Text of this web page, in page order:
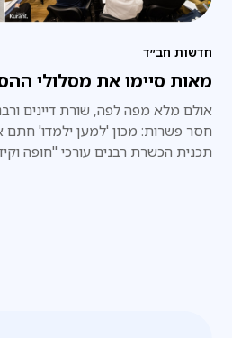
חדשות חב״ד
מאות סיימו את מסלולי
אולם מלא מפה לפה, שורת דיינים
חסר פשרות: מכון 'למען ילמדו'
תכנית הכשרת רבנים עורכי "חופה